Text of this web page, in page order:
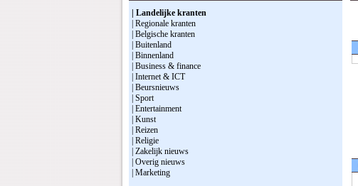
| Landelijke kranten
| Regionale kranten
| Belgische kranten
| Buitenland
| Binnenland
| Business & finance
| Internet & ICT
| Beursnieuws
| Sport
| Entertainment
| Kunst
| Reizen
| Religie
| Zakelijk nieuws
| Overig nieuws
| Marketing